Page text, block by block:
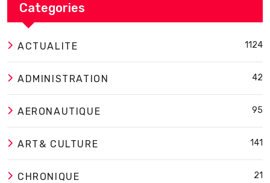
Categories
ACTUALITE 1124
ADMINISTRATION 42
AERONAUTIQUE 95
ART& CULTURE 141
CHRONIQUE 21